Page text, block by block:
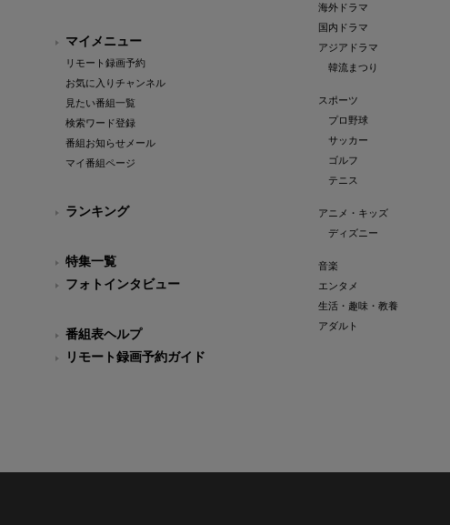
マイメニュー
リモート録画予約
お気に入りチャンネル
見たい番組一覧
検索ワード登録
番組お知らせメール
マイ番組ページ
ランキング
特集一覧
フォトインタビュー
番組表ヘルプ
リモート録画予約ガイド
海外ドラマ
国内ドラマ
アジアドラマ
韓流まつり
スポーツ
プロ野球
サッカー
ゴルフ
テニス
アニメ・キッズ
ディズニー
音楽
エンタメ
生活・趣味・教養
アダルト